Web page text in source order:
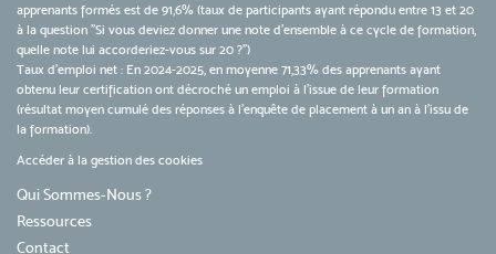
apprenants formés est de 91,6% (taux de participants ayant répondu entre 13 et 20
à la question "Si vous deviez donner une note d’ensemble à ce cycle de formation,
quelle note lui accorderiez-vous sur 20 ?")
Taux d’emploi net : En 2024-2025, en moyenne 71,33% des apprenants ayant
obtenu leur certification ont décroché un emploi à l'issue de leur formation
(résultat moyen cumulé des réponses à l'enquête de placement à un an à l'issu de
la formation).
Accéder à la gestion des cookies
Qui Sommes-Nous ?
Ressources
Contact